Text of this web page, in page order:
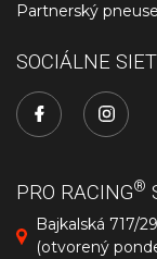
Partnerský
SOCIÁLNE
PRO RACING®
Bajkalská 717/
(otvorený